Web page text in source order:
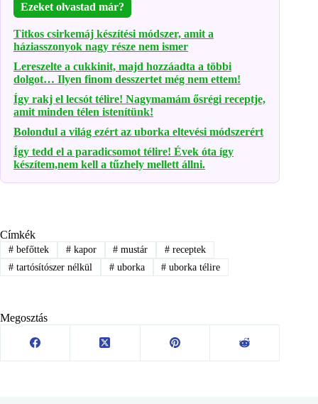
Ezeket olvastad már?
Titkos csirkemáj készítési módszer, amit a
háziasszonyok nagy része nem ismer
Lereszelte a cukkinit, majd hozzáadta a többi
dolgot… Ilyen finom desszertet még nem ettem!
Így rakj el lecsót télire! Nagymamám ősrégi receptje,
amit minden télen istenítünk!
Bolondul a világ ezért az uborka eltevési módszerért
Így tedd el a paradicsomot télire! Évek óta így
készítem,nem kell a tűzhely mellett állni.
Címkék
#befőttek #kapor # mustár # receptek
#tartósítószer nélkül #uborka # uborka télire
Megosztás